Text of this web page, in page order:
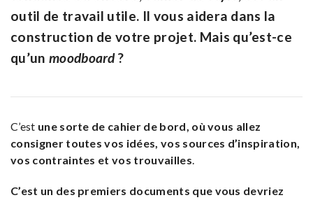
outil de travail utile. Il vous aidera dans la
construction de votre projet. Mais qu’est-ce
qu’un moodboard?
C’est une sorte de cahier de bord, où vous allez
consigner toutes vos idées, vos sources d’inspiration,
vos contraintes et vos trouvailles.
C’est un des premiers documents que vous devriez